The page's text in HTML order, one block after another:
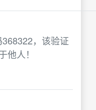
368322，该验证
人！